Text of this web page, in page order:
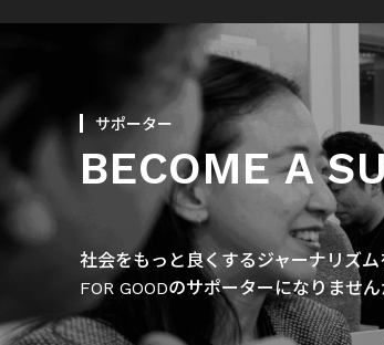
サポーター
BECOME A
社会をもっと良くするジャーナリズ
FOR GOODのサポーターになりません